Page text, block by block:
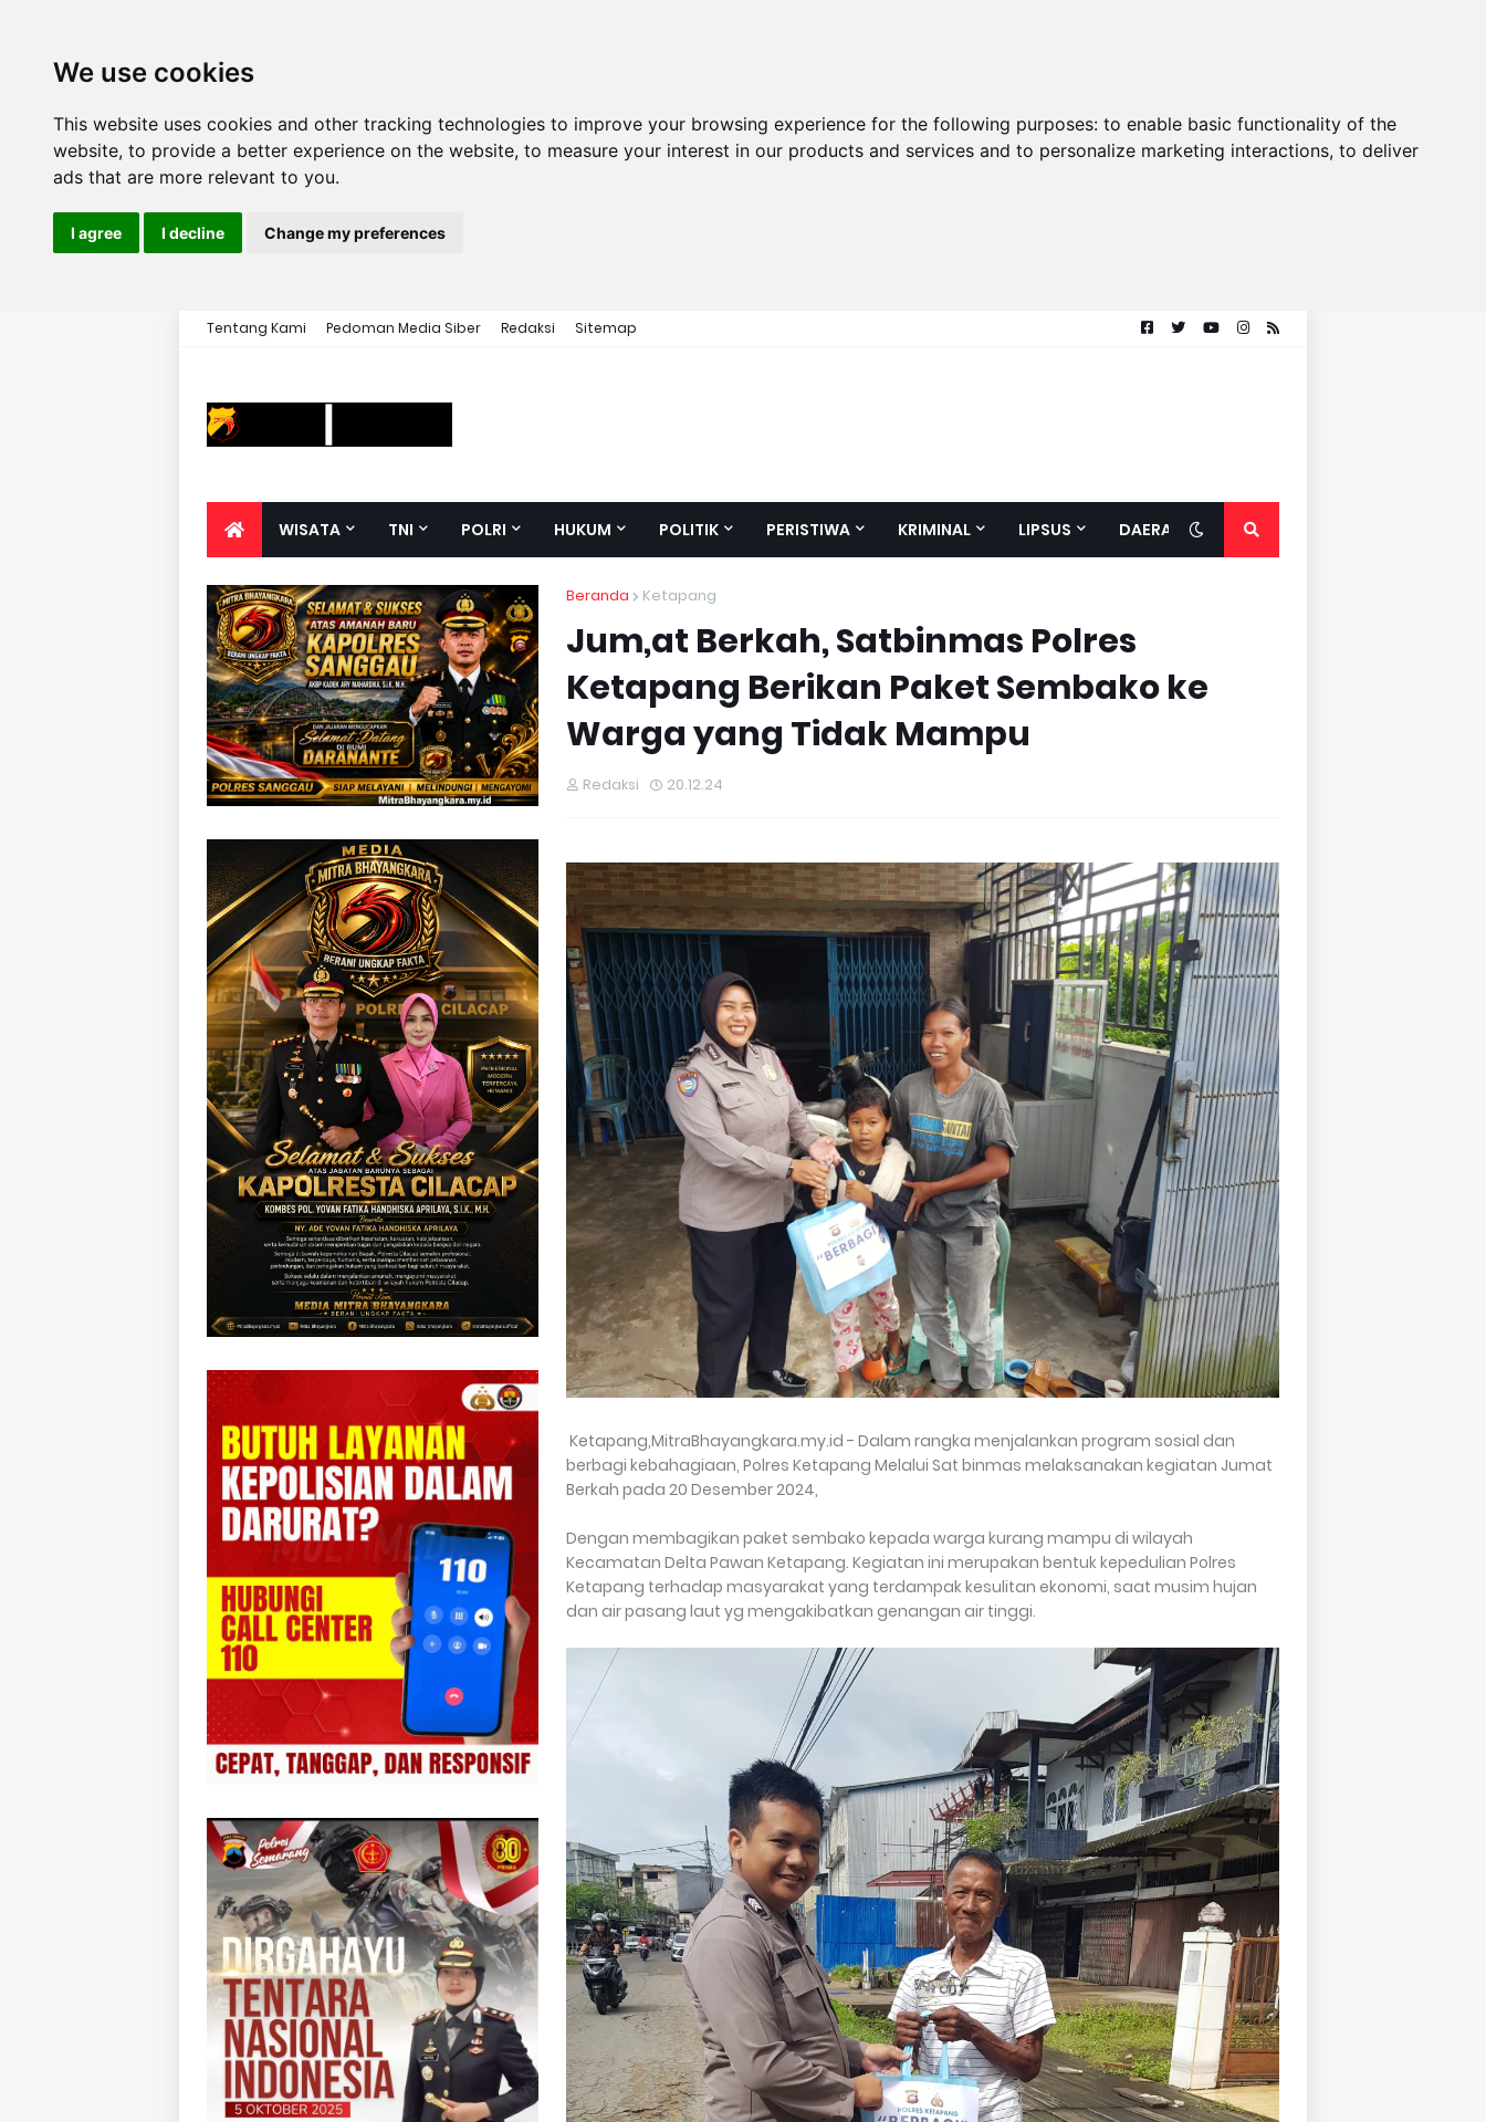
We use cookies
This website uses cookies and other tracking technologies to improve your browsing experience for the following purposes: to enable basic functionality of the
website, to provide a better experience on the website, to measure your interest in our products and services and to personalize marketing interactions, to deliver
ads that are more relevant to you.
I agree I decline Change my preferences
Tentang Kami Pedoman Media Siber Redaksi Sitemap
WISATA TNI POLRI HUKUM POLITIK PERISTIWA KRIMINAL LIPSUS DAERAH
Beranda Ketapang
Jum,at Berkah, Satbinmas Polres
Ketapang Berikan Paket Sembako ke
Warga yang Tidak Mampu
Redaksi 20.12.24
Ketapang,MitraBhayangkara.my.id - Dalam rangka menjalankan program sosial dan
berbagi kebahagiaan, Polres Ketapang Melalui Sat binmas melaksanakan kegiatan Jumat
Berkah pada 20 Desember 2024,
Dengan membagikan paket sembako kepada warga kurang mampu di wilayah
Kecamatan Delta Pawan Ketapang. Kegiatan ini merupakan bentuk kepedulian Polres
Ketapang terhadap masyarakat yang terdampak kesulitan ekonomi, saat musim hujan
dan air pasang laut yg mengakibatkan genangan air tinggi.